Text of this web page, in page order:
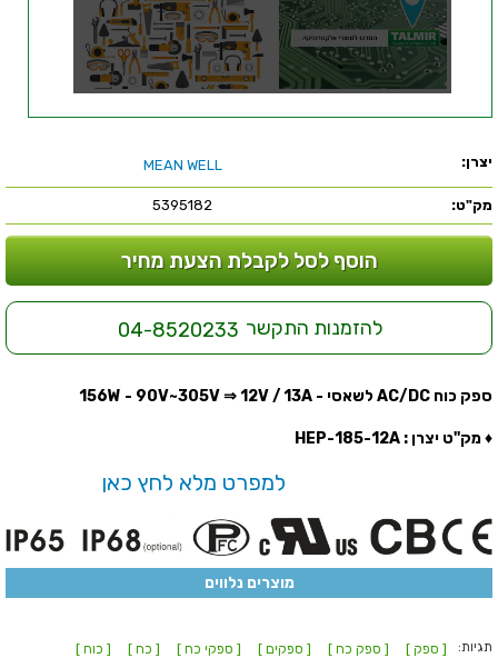
יצרן: MEAN WELL
מק"ט: 5395182
הוסף לסל לקבלת הצעת מחיר
להזמנות התקשר 04-8520233
ספק כוח AC/DC לשאסי - 156W - 90V~305V ⇒ 12V / 13A
♦ מק''ט יצרן : HEP-185-12A
למפרט מלא לחץ כאן
מוצרים נלווים
תגיות: [ ספק ] [ ספק כח ] [ ספקים ] [ ספקי כח ] [ כח ] [ כוח ]